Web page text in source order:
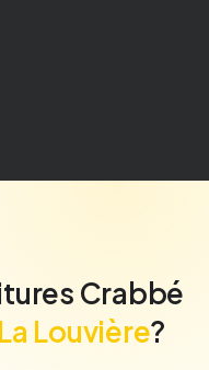
Crabbé
La Louvière?